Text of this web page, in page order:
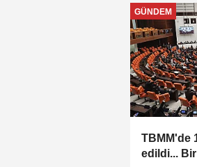
GÜNDEM
TBMM'de
edildi...